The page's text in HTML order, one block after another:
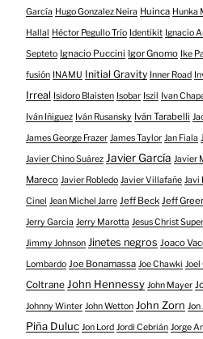
García Hugo Gonzalez Neira Huinca Hunka
Hallal Héctor Pegullo Trío Identikit Ignacio
Septeto Ignacio Puccini Igor Gnomo Ike
fusión INAMU Initial Gravity Inner Road
Irreal Isidoro Blaisten Isobar Iszil Ivan
Iván Iñiguez Iván Rusansky Iván Tarabelli
James George Frazer James Taylor Jan Fiala
Javier Chino Suárez Javier García Javier
Mareco Javier Robledo Javier Villafañe Javi
Cinel Jean Michel Jarre Jeff Beck Jeff
Jerry Garcia Jerry Marotta Jesus Christ
Jimmy Johnson Jinetes negros Joaco
Lombardo Joe Bonamassa Joe Chawki Joel
Coltrane John Hennessy John Mayer
Johnny Winter John Wetton John Zorn
Piña Duluc Jon Lord Jordi Cebrián Jorge